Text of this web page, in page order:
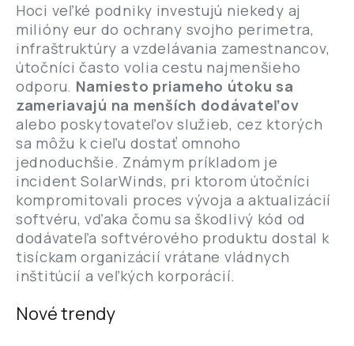
Hoci veľké podniky investujú niekedy aj
milióny eur do ochrany svojho perimetra,
infraštruktúry a vzdelávania zamestnancov,
útočníci často volia cestu najmenšieho
odporu. Namiesto priameho útoku sa
zameriavajú na menších dodávateľov
alebo poskytovateľov služieb, cez ktorých
sa môžu k cieľu dostať omnoho
jednoduchšie. Známym príkladom je
incident SolarWinds, pri ktorom útočníci
kompromitovali proces vývoja a aktualizácií
softvéru, vďaka čomu sa škodlivý kód od
dodávateľa softvérového produktu dostal k
tisíckam organizácií vrátane vládnych
inštitúcií a veľkých korporácií.
Nové trendy